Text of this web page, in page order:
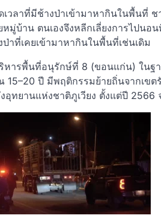
วลาที่มีช้างป่าเข้ามาหากินในพื้นที่
บ้าน ตนเองจึงหลีกเลี่ยงการไปนอ
าที่เคยเข้ามาหากินในพื้นที่เช่นเดิม
ารพื้นที่อนุรักษ์ที่ 8 (ขอนแก่น) ใน
15–20 ปี มีพฤติกรรมย้ายถิ่นจากเข
ทยานแห่งชาติภูเวียง ตั้งแต่ปี 2566